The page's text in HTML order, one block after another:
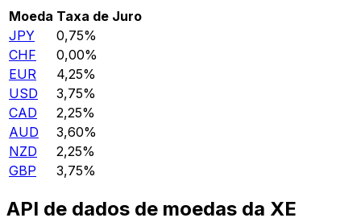
Moeda Taxa de Juro
JPY
0,75%
CHF
0,00%
EUR
4,25%
USD
3,75%
CAD
2,25%
AUD
3,60%
NZD
2,25%
GBP
3,75%
API de dados de moedas da XE